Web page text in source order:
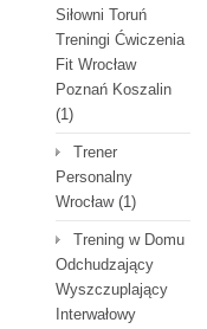
Siłowni Toruń
Treningi Ćwiczenia
Fit Wrocław
Poznań Koszalin
(1)
Trener
Personalny
Wrocław(1)
Trening w Domu
Odchudzający
Wyszczuplający
Interwałowy